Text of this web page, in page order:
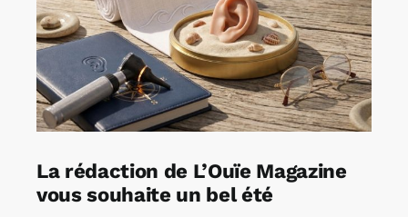
La rédaction de L’Ouïe Magazine
vous souhaite un bel été